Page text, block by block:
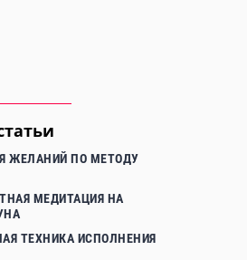
ЖЕЛАНИЙ ПО МЕТОДУ
МЕДИТАЦИЯ НА
ТЕХНИКА ИСПОЛНЕНИЯ